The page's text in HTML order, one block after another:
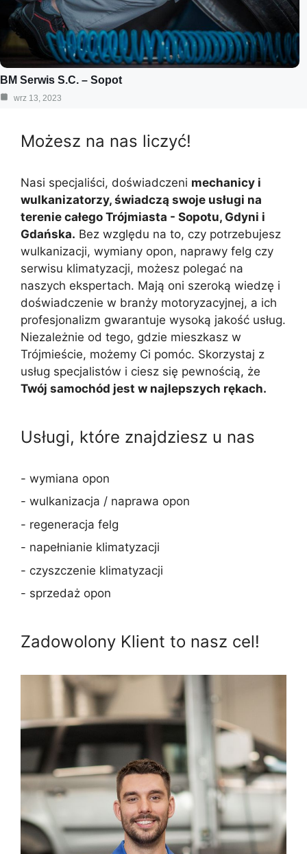
BM Serwis S.C. – Sopot
wrz 13, 2023
Możesz na nas liczyć!
Nasi specjaliści, doświadczeni mechanicy i
wulkanizatorzy, świadczą swoje usługi na
terenie całego Trójmiasta - Sopotu, Gdyni i
Gdańska. Bez względu na to, czy potrzebujesz
wulkanizacji, wymiany opon, naprawy felg czy
serwisu klimatyzacji, możesz polegać na
naszych ekspertach. Mają oni szeroką wiedzę i
doświadczenie w branży motoryzacyjnej, a ich
profesjonalizm gwarantuje wysoką jakość usług.
Niezależnie od tego, gdzie mieszkasz w
Trójmieście, możemy Ci pomóc. Skorzystaj z
usług specjalistów i ciesz się pewnością, że
Twój samochód jest w najlepszych rękach.
Usługi, które znajdziesz u nas
- wymiana opon
- wulkanizacja / naprawa opon
- regeneracja felg
- napełnianie klimatyzacji
- czyszczenie klimatyzacji
- sprzedaż opon
Zadowolony Klient to nasz cel!